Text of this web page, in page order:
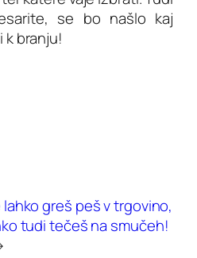
se bo našlo kaj
k branju!
lahko greš peš v trgovino,
tudi tečeš na smučeh!